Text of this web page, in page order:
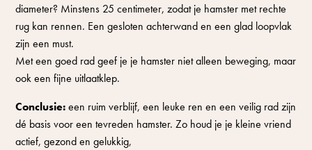
diameter? Minstens 25 centimeter, zodat je hamster met rechte
rug kan rennen. Een gesloten achterwand en een glad loopvlak
zijn een must.
Met een goed rad geef je je hamster niet alleen beweging, maar
ook een fijne uitlaatklep.
Conclusie:een ruim verblijf, een leuke ren en een veilig rad zijn
dé basis voor een tevreden hamster. Zo houd je je kleine vriend
actief, gezond en gelukkig,